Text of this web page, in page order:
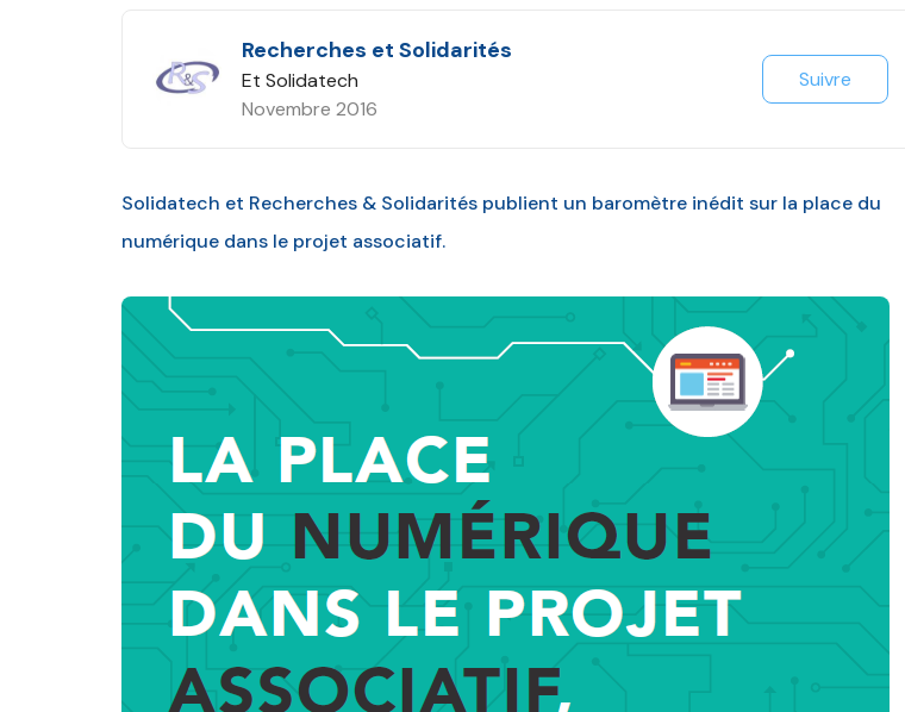
Recherches et Solidarités
Et Solidatech
Novembre 2016
Suivre
Solidatech et Recherches & Solidarités publient un baromètre inédit sur la place du
numérique dans le projet associatif.